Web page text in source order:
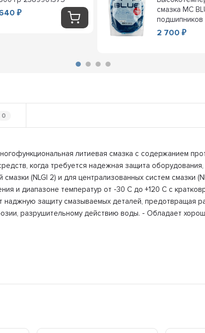
₽
смазка МС
подшипников
2 700₽
0
литиевая смазка с содержанием
когда требуется надежная защита
(NLGI 2) и для централизованных систем смазки
и диапазоне температур от -30 C до +120 C с
защиту смазываемых деталей, предотвращая
разрушительному действию воды. - Обладает